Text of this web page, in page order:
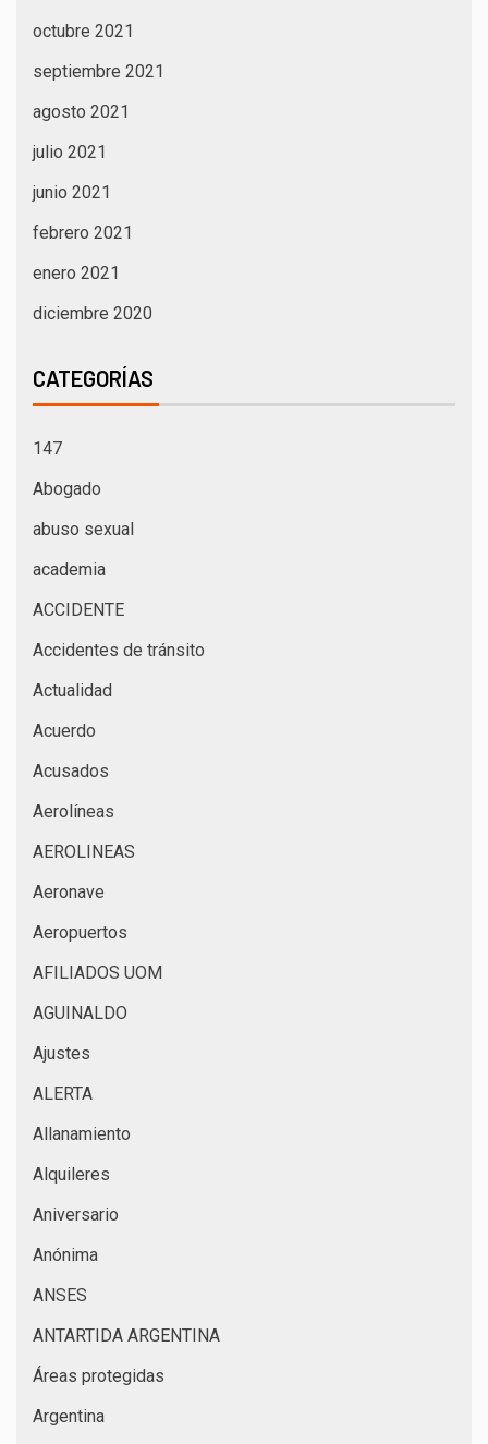
octubre 2021
septiembre 2021
agosto 2021
julio 2021
junio 2021
febrero 2021
enero 2021
diciembre 2020
CATEGORÍAS
147
Abogado
abuso sexual
academia
ACCIDENTE
Accidentes de tránsito
Actualidad
Acuerdo
Acusados
Aerolíneas
AEROLINEAS
Aeronave
Aeropuertos
AFILIADOS UOM
AGUINALDO
Ajustes
ALERTA
Allanamiento
Alquileres
Aniversario
Anónima
ANSES
ANTARTIDA ARGENTINA
Áreas protegidas
Argentina